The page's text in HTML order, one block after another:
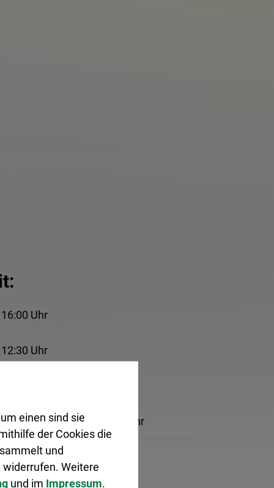
Uhr
Uhr
Uhr, 14:00 bis 17:30 Uhr
Uhr
einen sind sie
der Cookies die
und
Weitere
und im Impressum